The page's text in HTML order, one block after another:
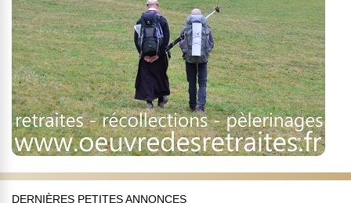
DERNIÈRES PETITES ANNONCES